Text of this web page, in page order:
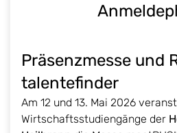
Präsenzmesse und
talentefinder
Am 12 und 13. Mai 2026
Wirtschaftsstudiengänge der